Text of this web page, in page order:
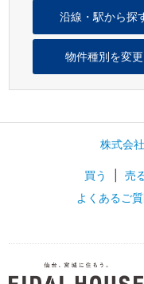
沿線・駅から探
物件種別を変更
株式会
買う 売
よくあるご